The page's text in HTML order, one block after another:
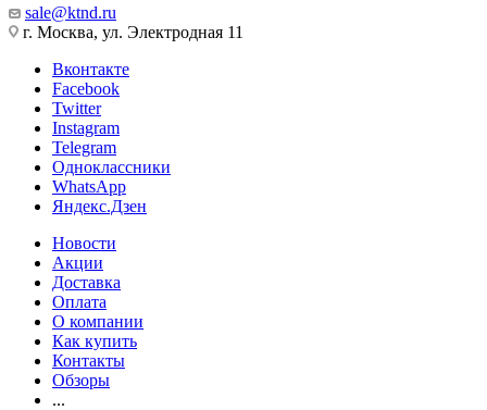
sale@ktnd.ru
г. Москва, ул. Электродная 11
Вконтакте
Facebook
Twitter
Instagram
Telegram
Одноклассники
WhatsApp
Яндекс.Дзен
Новости
Акции
Доставка
Оплата
О компании
Как купить
Контакты
Обзоры
...